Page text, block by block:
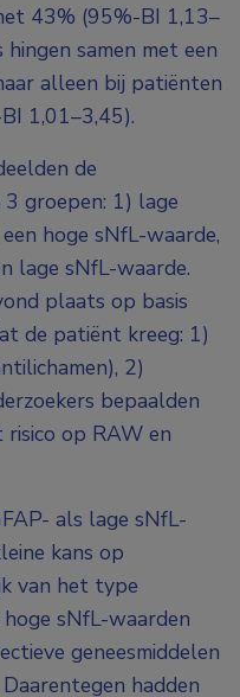
43% (95%-BI 1,13–
samen met een
alleen bij patiënten
1,01–3,45).
de
groepen: 1) lage
hoge sNfL-waarde,
lage sNfL-waarde.
plaats op basis
de patiënt kreeg: 1)
2)
bepaalden
op RAW en
als lage sNfL-
kans op
van het type
sNfL-waarden
geneesmiddelen
hadden